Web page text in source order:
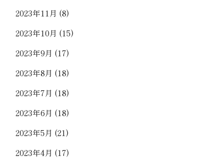
2023年11月 (8)
2023年10月 (15)
2023年9月 (17)
2023年8月 (18)
2023年7月 (18)
2023年6月 (18)
2023年5月 (21)
2023年4月 (17)